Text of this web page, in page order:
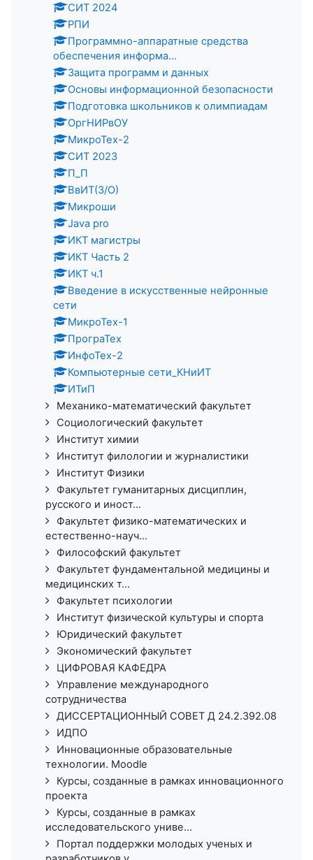
СИТ 2024
РПИ
Программно-аппаратные средства
обеспечения информа...
Защита программ и данных
Основы информационной безопасности
Подготовка школьников к олимпиадам
ОргНИРвОУ
МикроТех-2
СИТ 2023
П_П
ВвИТ(З/О)
Микроши
Java pro
ИКТ магистры
ИКТ Часть 2
ИКТ ч.1
Введение в искусственные нейронные
сети
МикроТех-1
ПрограТех
ИнфоТех-2
Компьютерные сети_КНиИТ
ИТиП
Механико-математический факультет
Социологический факультет
Институт химии
Институт филологии и журналистики
Институт Физики
Факультет гуманитарных дисциплин,
русского и иност...
Факультет физико-математических и
естественно-науч...
Философский факультет
Факультет фундаментальной медицины и
медицинских т...
Факультет психологии
Институт физической культуры и спорта
Юридический факультет
Экономический факультет
ЦИФРОВАЯ КАФЕДРА
Управление международного
сотрудничества
ДИССЕРТАЦИОННЫЙ СОВЕТ Д 24.2.392.08
ИДПО
Инновационные образовательные
технологии. Moodle
Курсы, созданные в рамках инновационного
проекта
Курсы, созданные в рамках
исследовательского униве...
Портал поддержки молодых ученых и